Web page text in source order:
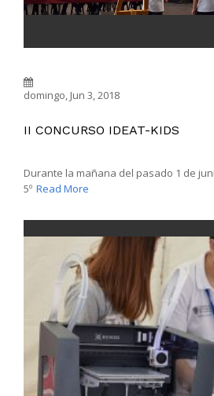
domingo, Jun 3, 2018
II CONCURSO IDEAT-KIDS
Durante la mañana del pasado 1 de
5º Read More